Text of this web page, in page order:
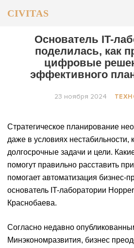
CIVITAS
ОБЩЕСТВО
Основатель IT-
поделилась, как
цифровые
эффективного
23 ноября 2024
Стратегическое планирование
даже в условиях нестабильности,
долгосрочные задачи и цели.
помогут правильно расставить
помогает автоматизация бизнес-
основатель IT-лаборатории
Краснобаева.
Согласно недавно
Минэкономразвития, бизнес